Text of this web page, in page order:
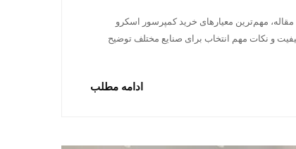
مهم‌ترین معیارهای خرید کمپرسور اسکرو
و نکات مهم انتخاب برای صنایع مختلف توضیح
ادامه مطلب